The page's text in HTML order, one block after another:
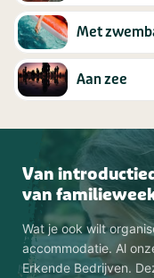
Met
Aan zee
Van
van
Wat je ook wilt
accommodatie. Al
Erkende Bedrijven.